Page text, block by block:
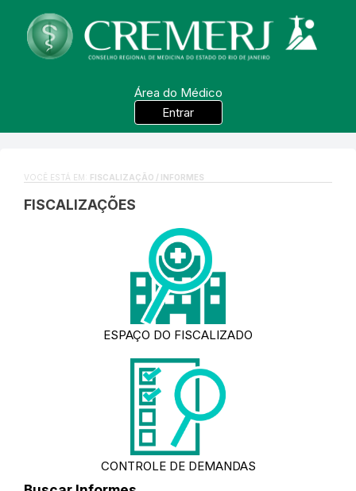
Área do Médico
Entrar
VOCÊ ESTÁ EM: FISCALIZAÇÃO / INFORMES
FISCALIZAÇÕES
ESPAÇO DO FISCALIZADO
CONTROLE DE DEMANDAS